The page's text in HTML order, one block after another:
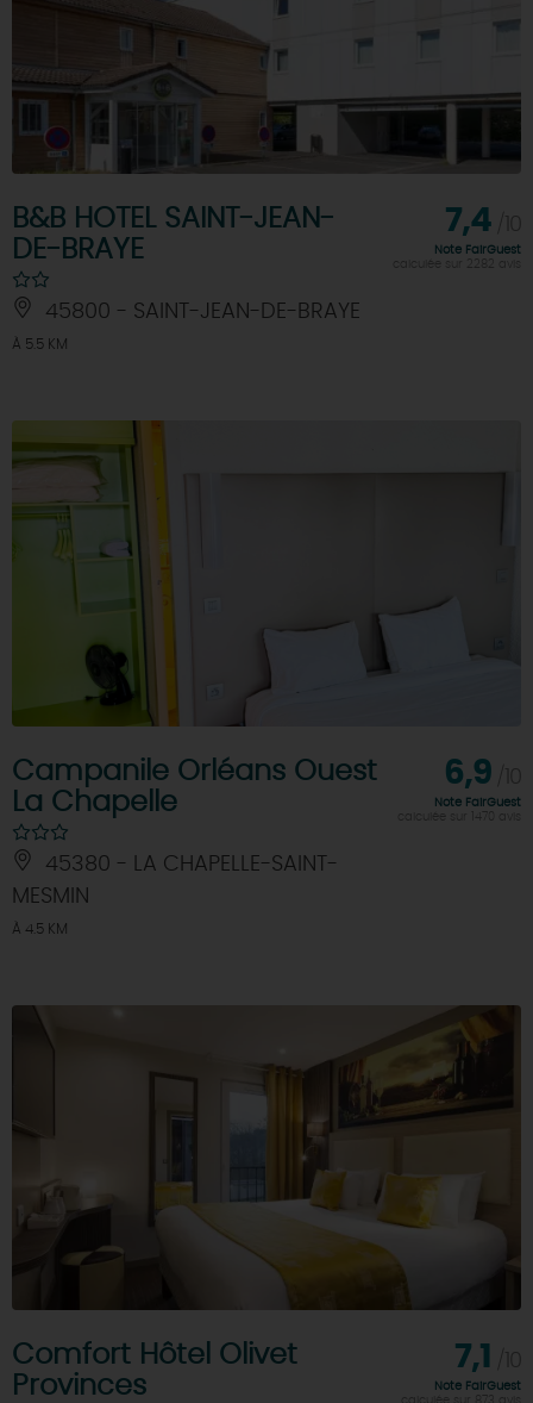
B&B HOTEL SAINT-JEAN-
DE-BRAYE
45800 - SAINT-JEAN-DE-BRAYE
À 5.5 KM
7,4
Note FairGuest
Campanile Orléans Ouest
La Chapelle
45380 - LA CHAPELLE-SAINT-
MESMIN
À 4.5 KM
6,9
Note FairGuest
Comfort Hôtel Olivet
Provinces
7,1
Note FairGuest